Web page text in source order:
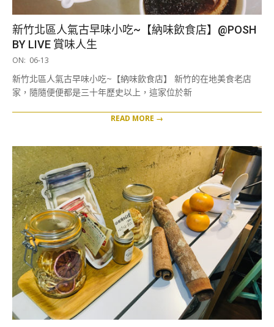
新竹北區人氣古早味小吃~【納味飲食店】@POSH
BY LIVE 賞味人生
2019-
13
ON: 06-13
新竹北區人氣古早味小吃~【納味飲食店】 新竹的在地美食老店
家，隨隨便便都是三十年歷史以上，這家位於新
READ MORE →